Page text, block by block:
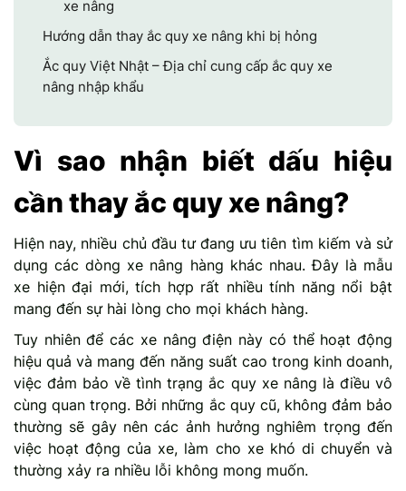
xe nâng
Hướng dẫn thay ắc quy xe nâng khi bị hỏng
Ắc quy Việt Nhật – Địa chỉ cung cấp ắc quy xe
nâng nhập khẩu
Vì sao nhận biết dấu hiệu
cần thay ắc quy xe nâng?
Hiện nay, nhiều chủ đầu tư đang ưu tiên tìm kiếm và sử
dụng các dòng xe nâng hàng khác nhau. Đây là mẫu
xe hiện đại mới, tích hợp rất nhiều tính năng nổi bật
mang đến sự hài lòng cho mọi khách hàng.
Tuy nhiên để các xe nâng điện này có thể hoạt động
hiệu quả và mang đến năng suất cao trong kinh doanh,
việc đảm bảo về tình trạng ắc quy xe nâng là điều vô
cùng quan trọng. Bởi những ắc quy cũ, không đảm bảo
thường sẽ gây nên các ảnh hưởng nghiêm trọng đến
việc hoạt động của xe, làm cho xe khó di chuyển và
thường xảy ra nhiều lỗi không mong muốn.